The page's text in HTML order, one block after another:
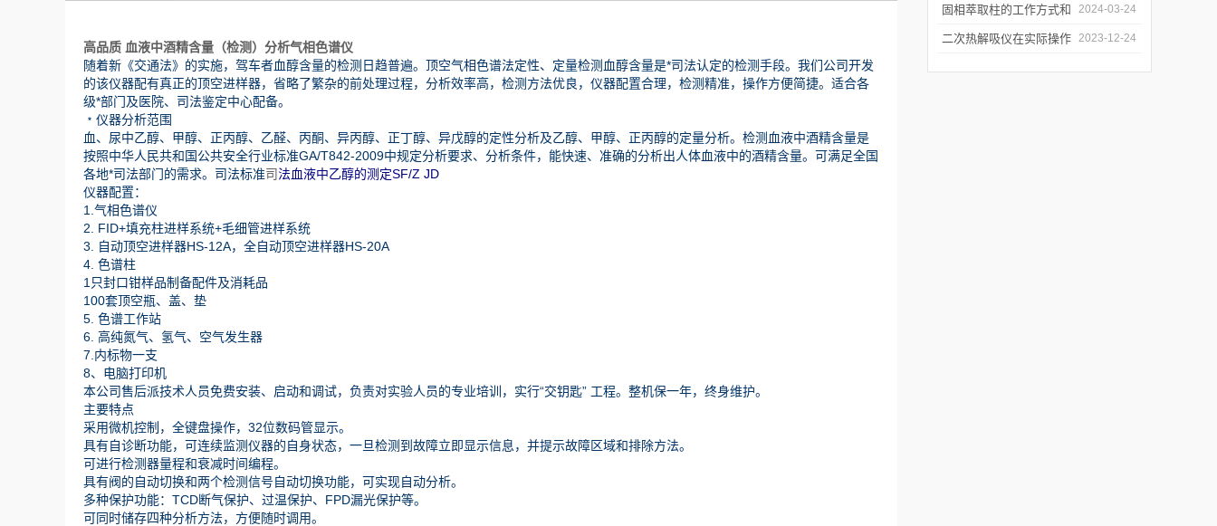
缩
和富集样品中的挥发性成
分
固相萃取柱的工作方式和
应用场景
2024-03-24
二次热解吸仪在实际操作 2023-12-24
高品质 血液中酒精含量（检测）分析气相色谱仪
随着新《交通法》的实施，驾车者血醇含量的检测日趋普遍。顶空气相色谱法定性、定量检测血醇含量是*司法认定的检测手段。我们公司开发
的该仪器配有真正的顶空进样器，省略了繁杂的前处理过程，分析效率高，检测方法优良，仪器配置合理，检测精准，操作方便简捷。适合各
级*部门及医院、司法鉴定中心配备。
﹡仪器分析范围
血、尿中乙醇、甲醇、正丙醇、乙醛、丙酮、异丙醇、正丁醇、异戊醇的定性分析及乙醇、甲醇、正丙醇的定量分析。检测血液中酒精含量是
按照中华人民共和国公共安全行业标准GA/T842-2009中规定分析要求、分析条件，能快速、准确的分析出人体血液中的酒精含量。可满足全国
各地*司法部门的需求。司法标准司法血液中乙醇的测定SF/Z JD
仪器配置：
1.气相色谱仪
2. FID+填充柱进样系统+毛细管进样系统
3. 自动顶空进样器HS-12A，全自动顶空进样器HS-20A
4. 色谱柱
1只封口钳样品制备配件及消耗品
100套顶空瓶、盖、垫
5. 色谱工作站
6. 高纯氮气、氢气、空气发生器
7.内标物一支
8、电脑打印机
本公司售后派技术人员免费安装、启动和调试，负责对实验人员的专业培训，实行“交钥匙” 工程。整机保一年，终身维护。
主要特点
采用微机控制，全键盘操作，32位数码管显示。
具有自诊断功能，可连续监测仪器的自身状态，一旦检测到故障立即显示信息，并提示故障区域和排除方法。
可进行检测器量程和衰减时间编程。
具有阀的自动切换和两个检测信号自动切换功能，可实现自动分析。
多种保护功能：TCD断气保护、过温保护、FPD漏光保护等。
可同时储存四种分析方法，方便随时调用。